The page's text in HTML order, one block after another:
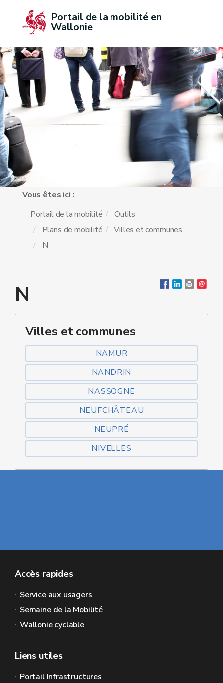
Portail de la mobilité en
Wallonie
Vous êtes ici :
Portail de la mobilité
Outils
Plans de mobilité
Villes et communes
N
N
Villes et communes
NAMUR
NANDRIN
NASSOGNE
NEUFCHÂTEAU
NEUPRÉ
NIVELLES
Accès rapides
Service aux usagers
Semaine de la Mobilité
Wallonie cyclable
Liens utiles
Portail Infrastructures